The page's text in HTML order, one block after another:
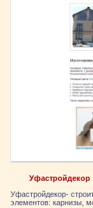
Уфастройдекор
Уфастройдекор-
элементов: карнизы,